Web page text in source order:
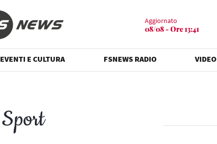
Aggiornato
08/08 - Ore 13:41
EVENTI E CULTURA FSNEWS RADIO VIDEO
Sport